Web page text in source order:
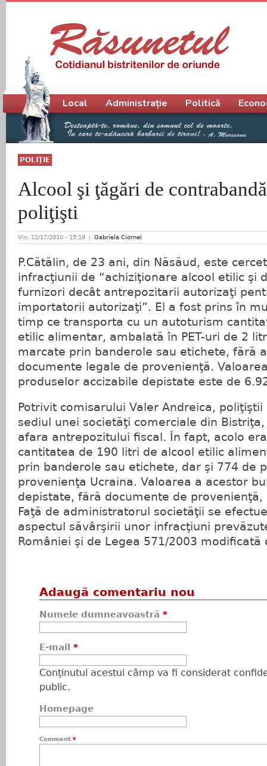
POLIŢIE
Alcool şi ţăgări de
poliţişti
Vin, 12/17/2010 - 15:18 Gabriela Ciornei
P.Cătălin, de 23 ani, din Năsăud, este
infracţiunii de “achiziţionare alcool etilic şi
furnizori decât antrepozitarii autorizaţi
importatorii autorizaţi”. El a fost prins în
timp ce transporta cu un autoturism
etilic alimentar, ambalată în PET-uri de 2
marcate prin banderole sau etichete, fără
documente legale de provenienţă.
produselor accizabile depistate este de
Potrivit comisarului Valer Andreica,
sediul unei societăţi comerciale din
afara antrepozitului fiscal. În fapt, acolo
cantitatea de 190 litri de alcool etilic
prin banderole sau etichete, dar şi 774 de
provenienţa Ucraina. Valoarea a acestor
depistate, fără documente de provenienţă,
Faţă de administratorul societăţii se
aspectul săvârşirii unor infracţiuni
României şi de Legea 571/2003 modificată
Adaugă comentariu nou
Numele dumneavoastră *
E-mail *
Conţinutul acestui câmp va fi considerat
public.
Homepage
Comment *
Meniu principal
Local Administrație Politică